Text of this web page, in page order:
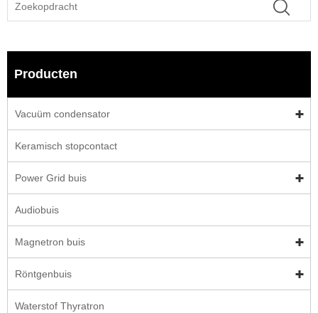
Producten
Vacuüm condensator
Keramisch stopcontact
Power Grid buis
Audiobuis
Magnetron buis
Röntgenbuis
Waterstof Thyratron